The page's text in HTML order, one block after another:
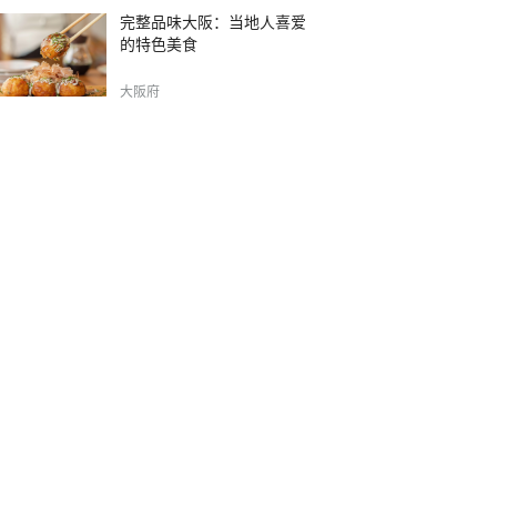
完整品味大阪：当地人喜爱
的特色美食
大阪府